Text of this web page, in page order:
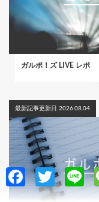
Fa
ce
T
w
Li
n
ガルポ！ズ LIVE レポ
最新記事更新日 2026.08.04